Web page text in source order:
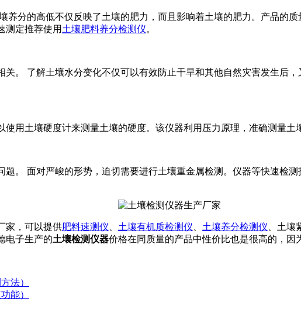
养分的高低不仅反映了土壤的肥力，而且影响着土壤的肥力。产品的
测定推荐使用 土壤肥料养分检测仪。
。 了解土壤水分变化不仅可以有效防止干旱和其他自然灾害发生后
用土壤硬度计来测量土壤的硬度。该仪器利用压力原理，准确测量土
。 面对严峻的形势，迫切需要进行土壤重金属检测。仪器等快速检
家，可以提供肥料速测仪 土壤有机质检测仪 土壤养分检测仪 、土壤
电子生产的土壤检测仪器价格在同质量的产品中性价比也是很高的，因
法）
能）